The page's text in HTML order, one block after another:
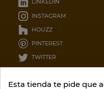
LINKEDIN
INSTAGRAM
HOUZZ
PINTEREST
TWITTER
CONTÁCTENOS
Esta tienda te pide que